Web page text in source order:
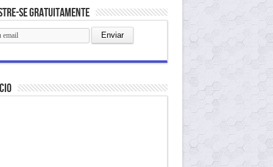
se gratuitamente